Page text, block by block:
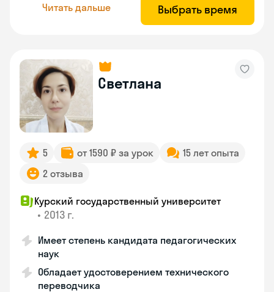
Читать дальше Выбрать время
Светлана
5 от 1590 ₽ за урок
15 лет опыта
2 отзыва
Курский государственный университет
• 2013 г.
Имеет степень кандидата педагогических
наук
Обладает удостоверением технического
переводчика